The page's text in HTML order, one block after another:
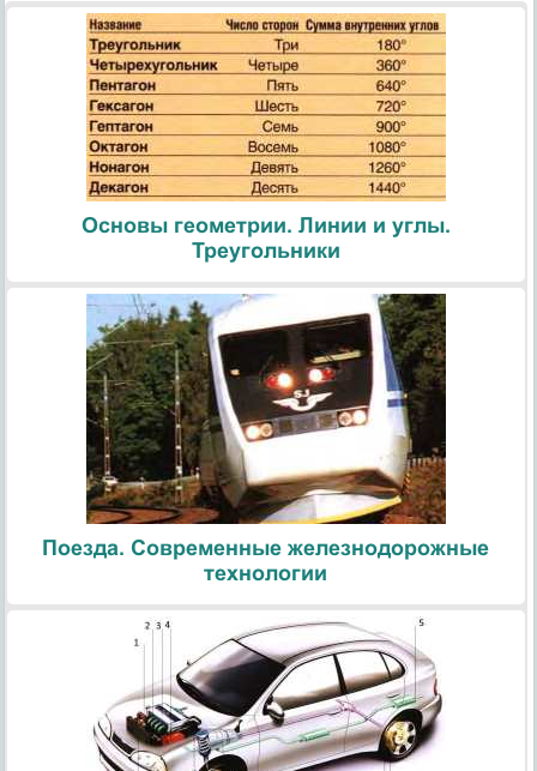
Основы геометрии. Линии и углы.
Треугольники
Поезда. Современные железнодорожные
технологии